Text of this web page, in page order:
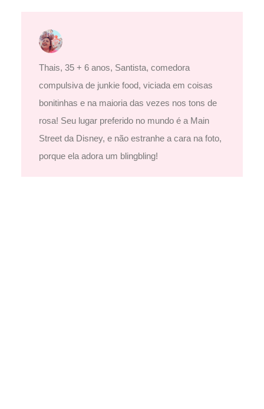
Thais, 35 + 6 anos, Santista, comedora
compulsiva de junkie food, viciada em coisas
bonitinhas e na maioria das vezes nos tons de
rosa! Seu lugar preferido no mundo é a Main
Street da Disney, e não estranhe a cara na foto,
porque ela adora um blingbling!